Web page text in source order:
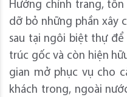
Hướng chỉnh trang,
dỡ bỏ những phần xây
sau tại ngôi biệt thự để
trúc gốc và còn hiện
gian mở phục vụ cho
khách trong, ngoài